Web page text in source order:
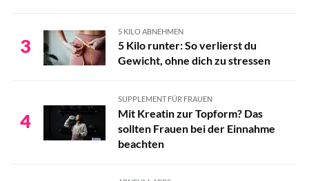
3
5 KILO ABNEHMEN
5 Kilo runter: So verlierst du
Gewicht, ohne dich zu stressen
4
SUPPLEMENT FÜR FRAUEN
Mit Kreatin zur Topform? Das
sollten Frauen bei der Einnahme
beachten